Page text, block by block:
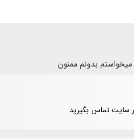
بدونم ممنون
سایت تماس بگیرید.